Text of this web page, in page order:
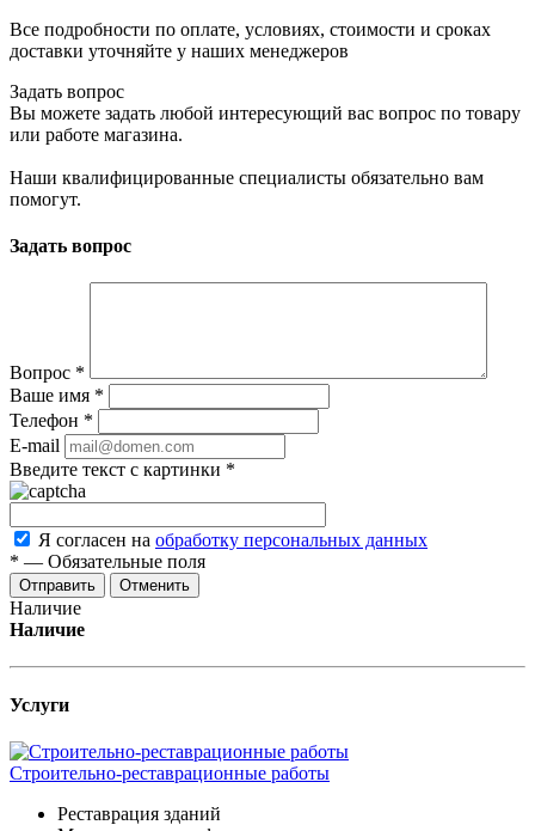
Все подробности по оплате, условиях, стоимости и сроках
доставки уточняйте у наших менеджеров
Задать вопрос
Вы можете задать любой интересующий вас вопрос по товару
или работе магазина.
Наши квалифицированные специалисты обязательно вам
помогут.
Задать вопрос
Вопрос *
Ваше имя *
Телефон *
E-mail
Введите текст с картинки *
Я согласен на обработку персональных данных
* — Обязательные поля
Отменить
Наличие
Наличие
Услуги
Строительно-реставрационные работы
Реставрация зданий